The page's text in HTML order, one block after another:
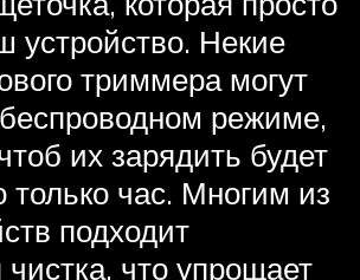
устройство. Некие
триммера могут
режиме,
их зарядить будет
только час. Многим из
подходит
чистка, что упрощает